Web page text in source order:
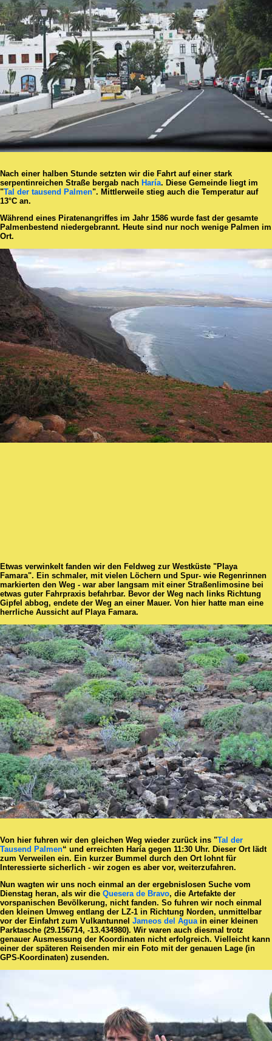
Nach einer halben Stunde setzten wir die Fahrt auf einer stark
serpentinreichen Straße bergab nach Haría. Diese Gemeinde liegt im
"Tal der tausend Palmen". Mittlerweile stieg auch die Temperatur auf
13°C an.
Während eines Piratenangriffes im Jahr 1586 wurde fast der gesamte
Palmenbestend niedergebrannt. Heute sind nur noch wenige Palmen im
Ort.
Etwas verwinkelt fanden wir den Feldweg zur Westküste "Playa
Famara". Ein schmaler, mit vielen Löchern und Spur- wie Regenrinnen
markierten den Weg - war aber langsam mit einer Straßenlimosine bei
etwas guter Fahrpraxis befahrbar. Bevor der Weg nach links Richtung
Gipfel abbog, endete der Weg an einer Mauer. Von hier hatte man eine
herrliche Aussicht auf Playa Famara.
Von hier fuhren wir den gleichen Weg wieder zurück ins "Tal der
Tausend Palmen“ und erreichten Haría gegen 11:30 Uhr. Dieser Ort lädt
zum Verweilen ein. Ein kurzer Bummel durch den Ort lohnt für
Interessierte sicherlich - wir zogen es aber vor, weiterzufahren.
Nun wagten wir uns noch einmal an der ergebnislosen Suche vom
Dienstag heran, als wir die Quesera de Bravo, die Artefakte der
vorspanischen Bevölkerung, nicht fanden. So fuhren wir noch einmal
den kleinen Umweg entlang der LZ-1 in Richtung Norden, unmittelbar
vor der Einfahrt zum Vulkantunnel Jameos del Aguain einer kleinen
Parktasche (29.156714, -13.434980). Wir waren auch diesmal trotz
genauer Ausmessung der Koordinaten nicht erfolgreich. Vielleicht kann
einer der späteren Reisenden mir ein Foto mit der genauen Lage (in
GPS-Koordinaten) zusenden.